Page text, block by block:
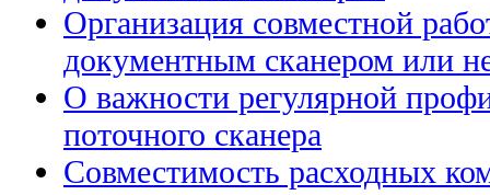
Организация совместной
документным сканером или
О важности регулярной
поточного сканера
Совместимость расходных